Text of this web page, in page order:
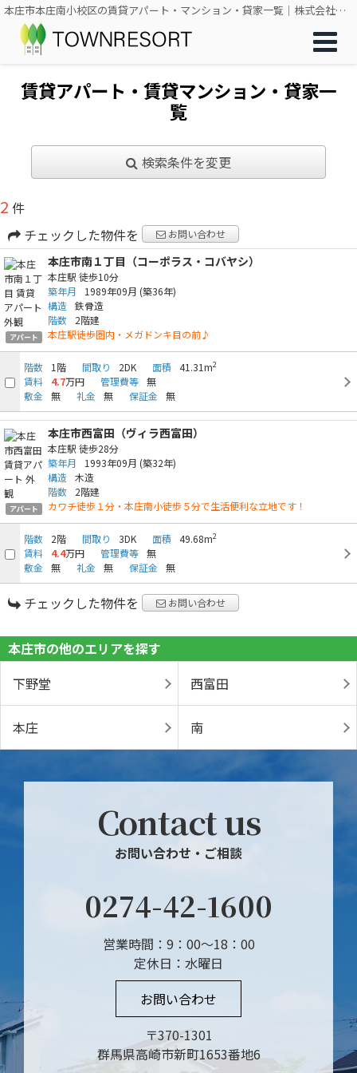
本庄市本庄南小校区の賃貸アパート・マンション・貸家一覧｜株式会社タウンリゾート
賃貸アパート・賃貸マンション・貸家一
覧
検索条件を変更
2 件
チェックした物件を
お問い合わせ
アパート
本庄市南１丁目（コーポラス・コバヤシ）
本庄駅 徒歩10分
築年月
1989年09月 (築36年)
構造 鉄骨造
階数
2階建
本庄駅徒歩圏内・メガドンキ目の前♪
階数 1階 間取り 2DK 面積 41.31m2
賃料 4.7万円 管理費等 無
敷金
無 礼金 無 保証金 無
アパート
本庄市西富田（ヴィラ西富田）
本庄駅 徒歩28分
築年月
1993年09月 (築32年)
構造 木造
階数
2階建
カワチ徒歩１分・本庄南小徒歩５分で生活便利な立地です！
階数 2階 間取り 3DK 面積 49.68m2
賃料 4.4万円 管理費等 無
敷金
無 礼金 無 保証金 無
チェックした物件を お問い合わせ
本庄市の他のエリアを探す
下野堂
西富田
本庄 南
Contact us
お問い合わせ・ご相談
0274-42-1600
営業時間：9：00～18：00
定休日：水曜日
お問い合わせ
〒370-1301
群馬県高崎市新町1653番地6